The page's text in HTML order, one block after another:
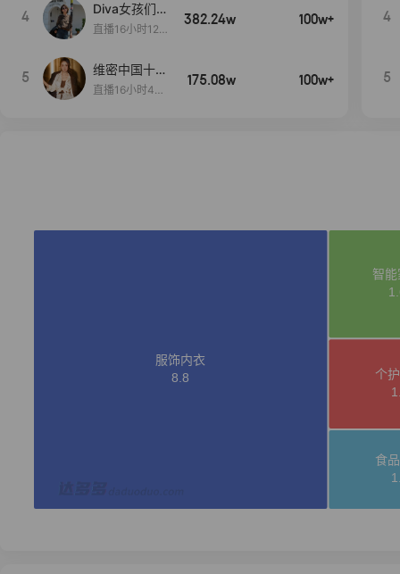
4
Diva女孩们集
合啦~意大利
直播16小时12
382.24w 100w+
5
维密中国十周
年 与你如此
直播16小时48
175.08w 100w+
4
5